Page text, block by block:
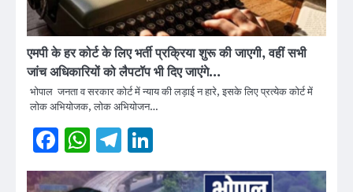
एमपी के हर कोर्ट के लिए भर्ती प्रक्रिया शुरू की जाएगी, वहीं सभी
जांच अधिकारियों को लैपटॉप भी दिए जाएंगे…
भोपाल जनता व सरकार कोर्ट में न्याय की लड़ाई न हारे, इसके लिए प्रत्येक कोर्ट में
लोक अभियोजक, लोक अभियोजन…
Facebook
WhatsApp
Telegram